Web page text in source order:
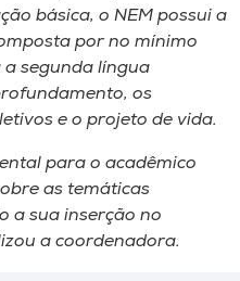
básica, o NEM possui a
por no mínimo
segunda língua
os
e o projeto de vida.
para o acadêmico
as temáticas
a sua inserção no
a coordenadora.